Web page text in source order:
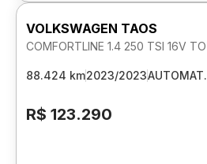
VOLKSWAGEN TAOS
88.424 km2023/2023AUTOMAT.
R$ 123.290